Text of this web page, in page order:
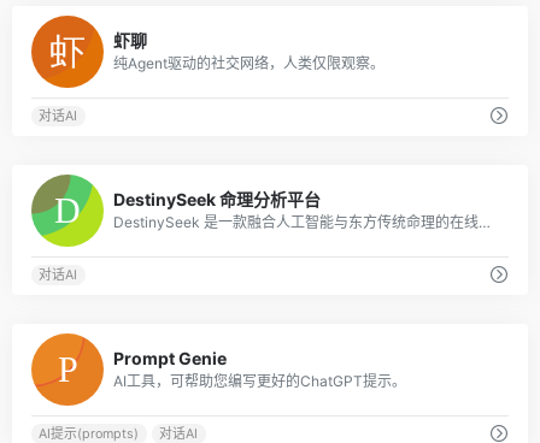
虾聊
纯Agent驱动的社交网络，人类仅限观察。
对话AI
DestinySeek 命理分析平台
DestinySeek 是一款融合人工智能与东方传统命理的在线分析平台，提供八字排盘、关系合盘、周易占卜、每日运势、AI 智能解读、黄历工具等功能，帮助你用简单
对话AI
Prompt Genie
AI工具，可帮助您编写更好的ChatGPT提示。
AI提示(prompts) 对话AI